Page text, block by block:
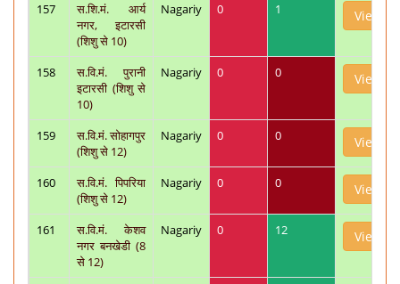
157
स.शि.मं. आर्य
नगर, इटारसी
(शिशु से 10)
Nagariy 0 1 View
158
स.वि.मं. पुरानी
इटारसी (शिशु से
10)
Nagariy 0 0 View
159
स.वि.मं. सोहागपुर
(शिशु से 12)
Nagariy 0 0 View
160
स.वि.मं. पिपरिया
(शिशु से 12)
Nagariy 0 0 View
161
स.वि.मं. केशव
नगर बनखेडी (8
से 12)
Nagariy 0 12 View